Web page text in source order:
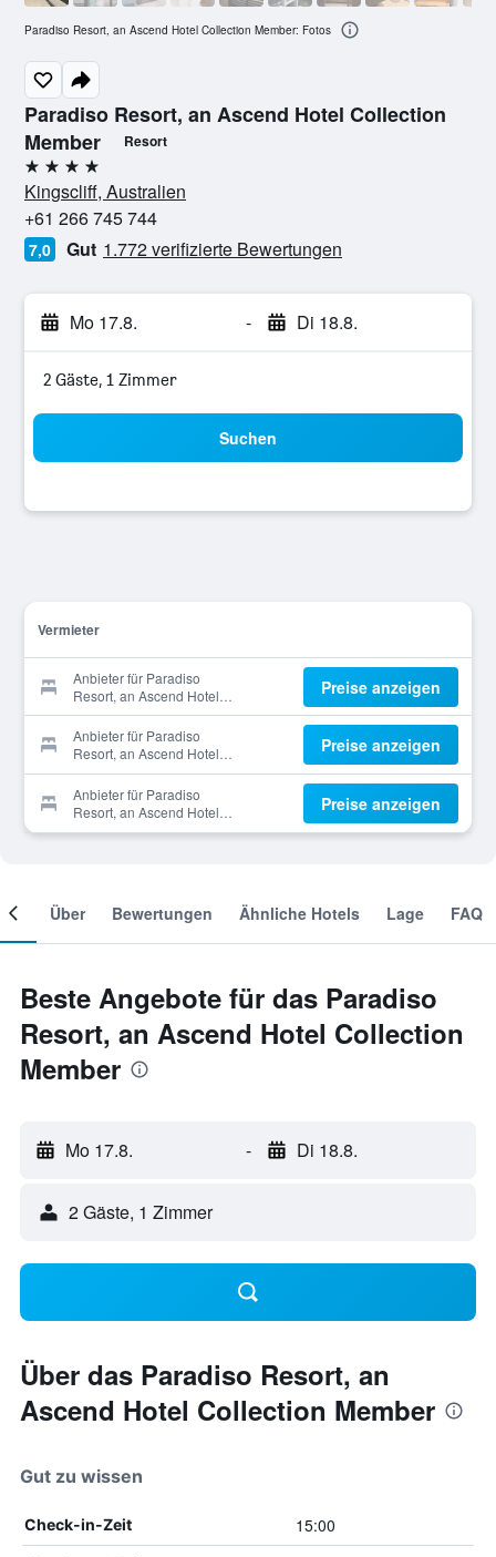
Paradiso Resort, an Ascend Hotel Collection
Member
Resort
4 Sterne
Kingscliff, Australien
+61 266 745 744
7,0 Gut 1.772 verifizierte Bewertungen
Mo 17.8. - Di 18.8.
2 Gäste, 1 Zimmer
Suchen
Vermieter
Anbieter für Paradiso
Resort, an Ascend Hotel
Collection Member
Preise anzeigen
Anbieter für Paradiso
Resort, an Ascend Hotel
Collection Member
Preise anzeigen
Anbieter für Paradiso
Resort, an Ascend Hotel
Collection Member
Preise anzeigen
Paradiso Resort, an Ascend Hotel Collection Member: Fotos
Über Bewertungen Ähnliche Hotels Lage FAQ
Beste Angebote für das Paradiso
Resort, an Ascend Hotel Collection
Member
Mo 17.8. - Di 18.8.
2 Gäste, 1 Zimmer
Über das Paradiso Resort, an
Ascend Hotel Collection Member
Gut zu wissen
Check-in-Zeit 15:00